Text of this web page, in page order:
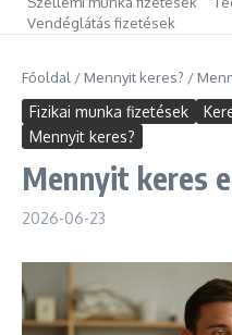
Vendéglátás fizetések
Főoldal / Mennyit keres? /
Fizikai munka fizetések
Mennyit keres?
Mennyit keres
2026-06-23